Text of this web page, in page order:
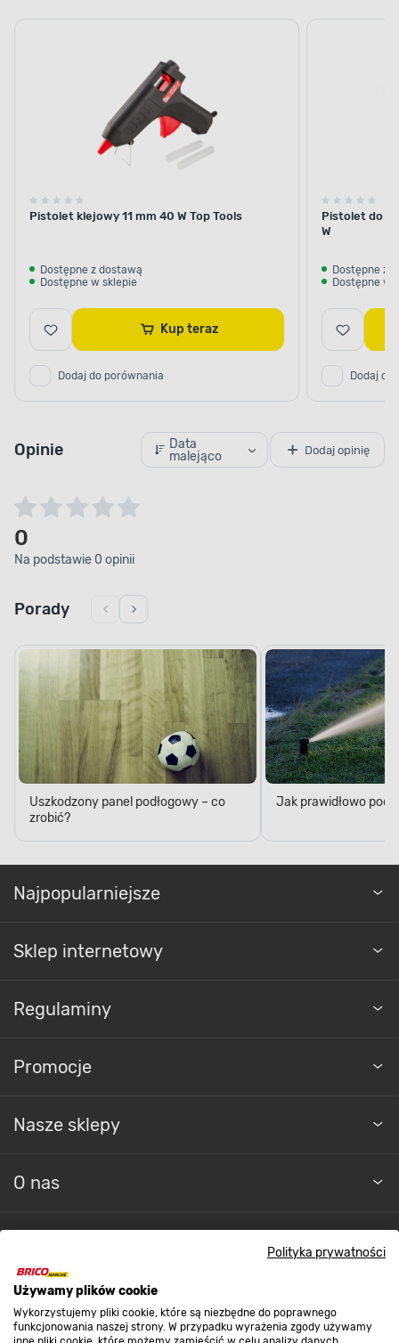
Polityka prywatności
Używamy plików cookie
Wykorzystujemy pliki cookie, które są niezbędne do poprawnego
funkcjonowania naszej strony. W przypadku wyrażenia zgody używamy
Pistolet klejowy 11 mm 40 W Top Tools
Dostępne z dostawą
Dostępne w sklepie
Kup teraz
Dodaj do porównania
Pistolet do
W
Dostępne z
Dostępne w
Dodaj do
Opinie
Data
malejąco
Dodaj opinię
0
Na podstawie 0 opinii
Porady
Uszkodzony panel podłogowy – co
zrobić?
Jak prawidłowo
Najpopularniejsze
Sklep internetowy
Regulaminy
Promocje
Nasze sklepy
O nas
Strefa biznesu